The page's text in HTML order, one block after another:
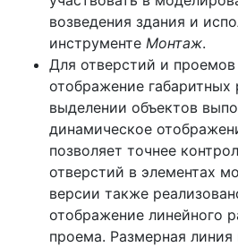
возведения здания и
инструменте Монтаж.
Для отверстий и
отображение
выделении объектов
динамическое
позволяет точнее
отверстий в элементах
версии также
отображение линейного
проема. Размерная линия